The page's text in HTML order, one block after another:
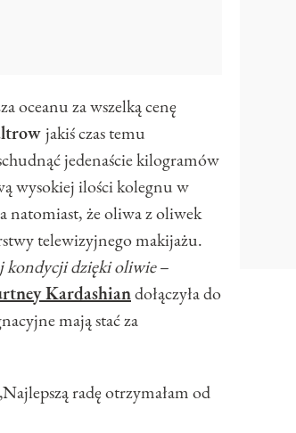
oceanu za wszelką cenę
jakiś czas temu
jedenaście kilogramów
wysokiej ilości kolegnu w
natomiast, że oliwa z oliwek
telewizyjnego makijażu.
kondycji dzięki oliwie–
Kardashiandołączyła do
mają stać za
radę otrzymałam od